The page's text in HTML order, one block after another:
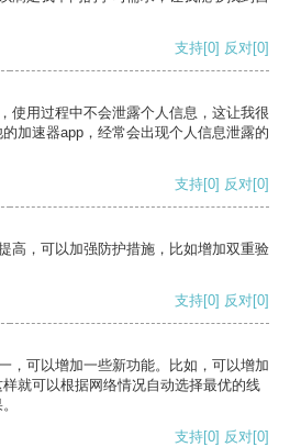
支持[0] 反对[0]
使用过程中不会泄露个人信息，这让我很
加速器app，经常会出现个人信息泄露的
支持[0] 反对[0]
高，可以加强防护措施，比如增加双重验
支持[0] 反对[0]
，可以增加一些新功能。比如，可以增加
就可以根据网络情况自动选择最优的线
支持[0] 反对[0]